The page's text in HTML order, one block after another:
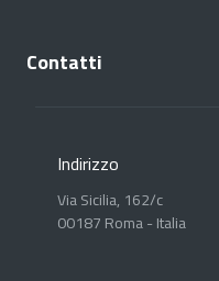
Contatti
Indirizzo
Via Sicilia, 162/c
00187 Roma - Italia